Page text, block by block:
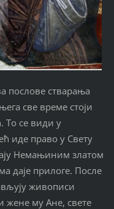
послове стварања
све време стоји
То се види у
иде право у Свету
Немањиним златом
даје прилоге. После
живописи
му Ане, свете